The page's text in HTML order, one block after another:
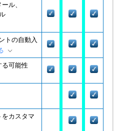
ル、
トの自動入
る可能性
カスタマ